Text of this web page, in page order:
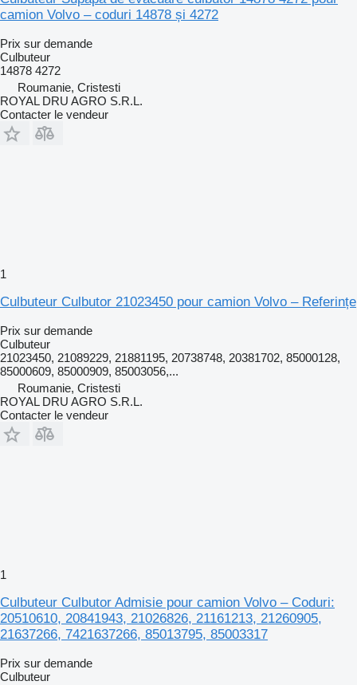
camion Volvo – coduri 14878 și 4272
Prix sur demande
Culbuteur
14878 4272
Roumanie, Cristesti
ROYAL DRU AGRO S.R.L.
Contacter le vendeur
1
Culbuteur Culbutor 21023450 pour camion Volvo – Referințe
Prix sur demande
Culbuteur
21023450, 21089229, 21881195, 20738748, 20381702, 85000128,
85000609, 85000909, 85003056,...
Roumanie, Cristesti
ROYAL DRU AGRO S.R.L.
Contacter le vendeur
1
Culbuteur Culbutor Admisie pour camion Volvo – Coduri:
20510610, 20841943, 21026826, 21161213, 21260905,
21637266, 7421637266, 85013795, 85003317
Prix sur demande
Culbuteur